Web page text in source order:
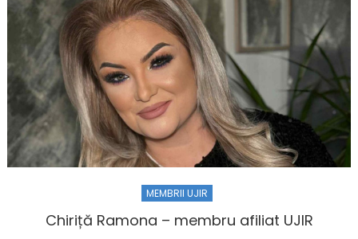
MEMBRII UJIR
Chiriță Ramona – membru afiliat UJIR